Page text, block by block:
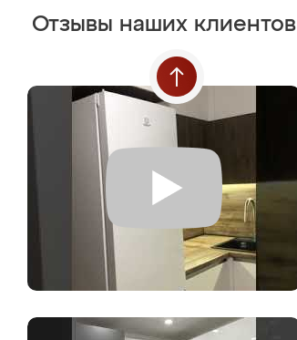
Отзывы наших клиентов